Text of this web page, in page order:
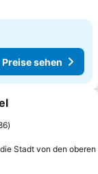
Preise sehen
Stadt von den oberen